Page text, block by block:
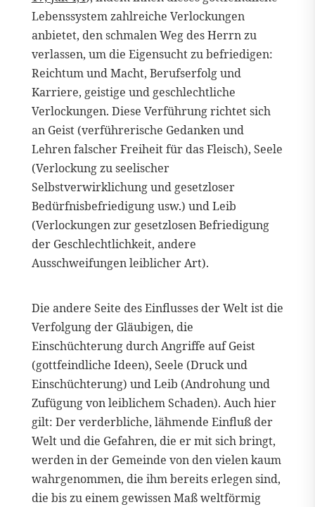
Lebenssystem zahlreiche Verlockungen
anbietet, den schmalen Weg des Herrn zu
verlassen, um die Eigensucht zu befriedigen:
Reichtum und Macht, Berufserfolg und
Karriere, geistige und geschlechtliche
Verlockungen. Diese Verführung richtet sich
an Geist (verführerische Gedanken und
Lehren falscher Freiheit für das Fleisch), Seele
(Verlockung zu seelischer
Selbstverwirklichung und gesetzloser
Bedürfnisbefriedigung usw.) und Leib
(Verlockungen zur gesetzlosen Befriedigung
der Geschlechtlichkeit, andere
Ausschweifungen leiblicher Art).
Die andere Seite des Einflusses der Welt ist die
Verfolgung der Gläubigen, die
Einschüchterung durch Angriffe auf Geist
(gottfeindliche Ideen), Seele (Druck und
Einschüchterung) und Leib (Androhung und
Zufügung von leiblichem Schaden). Auch hier
gilt: Der verderbliche, lähmende Einfluß der
Welt und die Gefahren, die er mit sich bringt,
werden in der Gemeinde von den vielen kaum
wahrgenommen, die ihm bereits erlegen sind,
die bis zu einem gewissen Maß weltförmig